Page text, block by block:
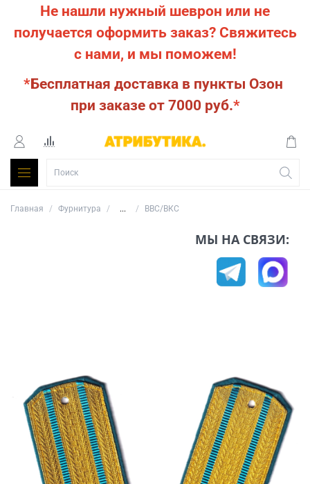
Не нашли нужный шеврон или не
получается оформить заказ? Свяжитесь
с нами, и мы поможем!
*Бесплатная доставка в пункты Озон
при заказе от 7000 руб.*
Главная Фурнитура ... ВВС/ВКС
МЫ НА СВЯЗИ: